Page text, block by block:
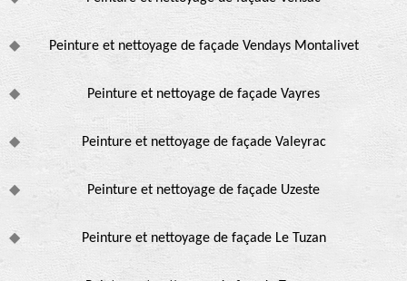
Peinture et nettoyage de façade Vendays Montalivet
Peinture et nettoyage de façade Vayres
Peinture et nettoyage de façade Valeyrac
Peinture et nettoyage de façade Uzeste
Peinture et nettoyage de façade Le Tuzan